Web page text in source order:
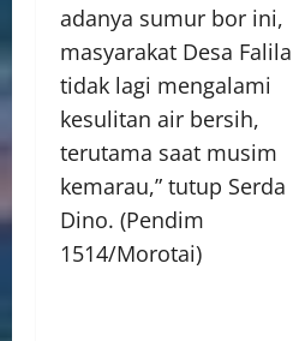
adanya sumur bor ini,
masyarakat Desa Falila
tidak lagi mengalami
kesulitan air bersih,
terutama saat musim
kemarau,” tutup Serda
Dino. (Pendim
1514/Morotai)